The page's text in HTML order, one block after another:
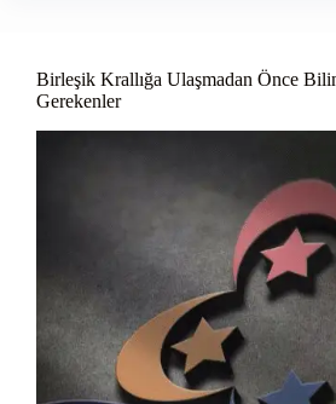
Birleşik Krallığa Ulaşmadan Önce
Gerekenler